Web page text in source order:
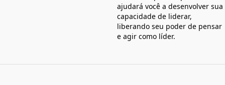
ajudará você a desenvolver sua
capacidade de liderar,
liberando seu poder de pensar
e agir como líder.